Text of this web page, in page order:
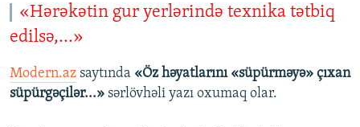
«Hərəkətin gur yerlərində texnika tətbiq
edilsə,...»
Modern.az saytında «Öz həyatlarını «süpürməyə» çıxan
süpürgəçilər...» sərlövhəli yazı oxumaq olar.